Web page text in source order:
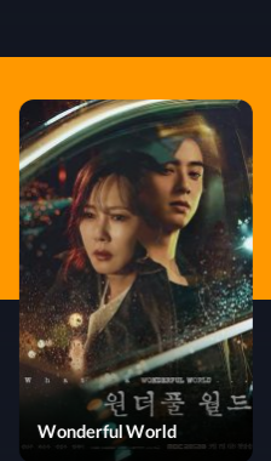
Hitori Camp de Kutte
Neru